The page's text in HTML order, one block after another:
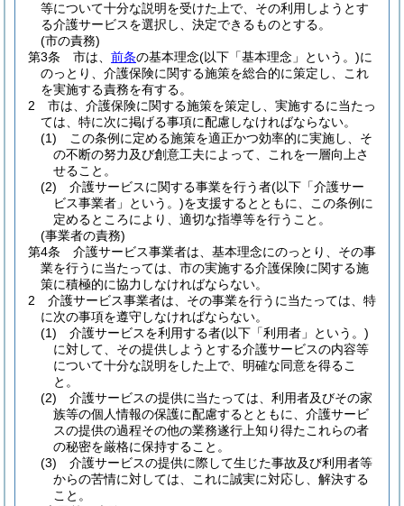
等について十分な説明を受けた上で、その利用しようとす
る介護サービスを選択し、決定できるものとする。
(市の責務)
第3条
市は、 前条の基本理念(以下「基本理念」という。)に
のっとり、介護保険に関する施策を総合的に策定し、これ
を実施する責務を有する。
2
市は、介護保険に関する施策を策定し、実施するに当たっ
ては、特に次に掲げる事項に配慮しなければならない。
(1)
この条例に定める施策を適正かつ効率的に実施し、そ
の不断の努力及び創意工夫によって、これを一層向上さ
せること。
(2)
介護サービスに関する事業を行う者(以下「介護サー
ビス事業者」という。)を支援するとともに、この条例に
定めるところにより、適切な指導等を行うこと。
(事業者の責務)
第4条
介護サービス事業者は、基本理念にのっとり、その事
業を行うに当たっては、市の実施する介護保険に関する施
策に積極的に協力しなければならない。
2
介護サービス事業者は、その事業を行うに当たっては、特
に次の事項を遵守しなければならない。
(1)
介護サービスを利用する者(以下「利用者」という。)
に対して、その提供しようとする介護サービスの内容等
について十分な説明をした上で、明確な同意を得るこ
と。
(2)
介護サービスの提供に当たっては、利用者及びその家
族等の個人情報の保護に配慮するとともに、介護サービ
スの提供の過程その他の業務遂行上知り得たこれらの者
の秘密を厳格に保持すること。
(3)
介護サービスの提供に際して生じた事故及び利用者等
からの苦情に対しては、これに誠実に対応し、解決する
こと。